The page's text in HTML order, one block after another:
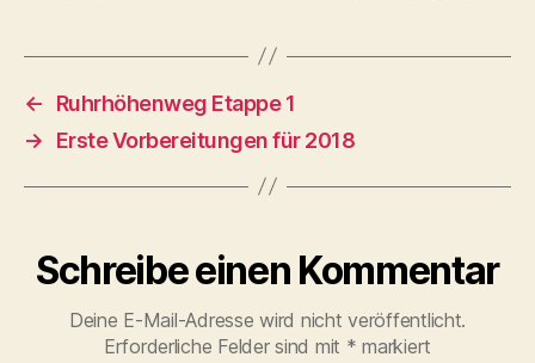
←
Ruhrhöhenweg Etappe 1
→
Erste Vorbereitungen für 2018
Schreibe einen Kommentar
Deine E-Mail-Adresse wird nicht veröffentlicht.
Erforderliche Felder sind mit * markiert